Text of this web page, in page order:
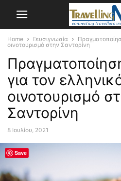
Home Γευσιγνωσία
οινοτουρισμό στην Σαντορίνη
για τον
οινοτουρισμό
Σαντορίνη
8 Ιουλίου, 2021
Save